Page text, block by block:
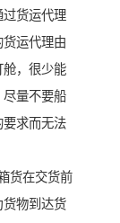
过货运代理
运代理由
舱，很少能
尽量不要船
要求而无法
货在交货前
货物到达货